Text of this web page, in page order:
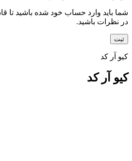
شما باید وارد حساب خود شده باشید تا
در نظرات باشید.
کیو آر کد
کیو آر کد